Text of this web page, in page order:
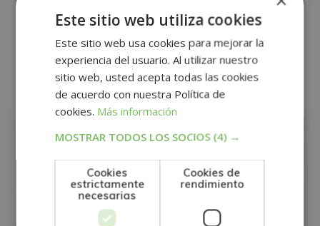
Desea recibir información comercial (vía telefónica y/o email):
Alternative:
Otras titulaciones
PSICOLOGÍA
Este sitio web utiliza cookies
Este sitio web usa cookies para mejorar la
experiencia del usuario. Al utilizar nuestro
sitio web, usted acepta todas las cookies
de acuerdo con nuestra Política de
cookies. Más información
MOSTRAR TODOS LOS SOCIOS (4) →
Cookies
estrictamente
necesarias
Cookies de
rendimiento